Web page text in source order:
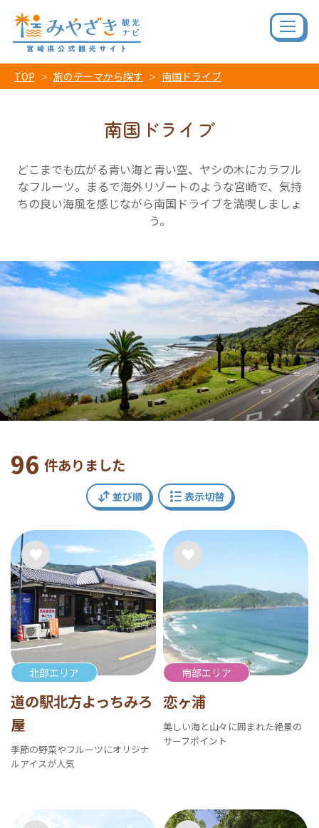
TOP 旅のテーマから探す 南国ドライブ
南国ドライブ
どこまでも広がる青い海と青い空、ヤシの木にカラフル
なフルーツ。まるで海外リゾートのような宮崎で、気持
ちの良い海風を感じながら南国ドライブを満喫しましょ
う。
96 件ありました
並び順 表示切替
北部エリア
道の駅北方よっちみろ
屋
季節の野菜やフルーツにオリジナ
ルアイスが人気
南部エリア
恋ヶ浦
美しい海と山々に囲まれた絶景の
サーフポイント